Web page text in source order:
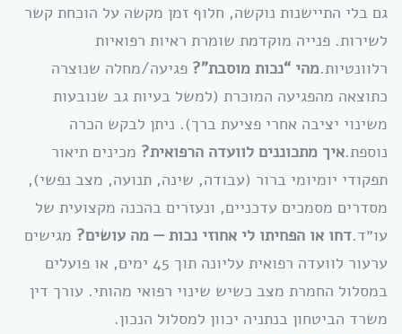
גם בלי התיישנות נוקשה, חלוף זמן מקשה על הוכחת קשר
לשירות. פנייה מוקדמת שומרת ראיות רפואיות
רלוונטיות.מהי “נכות מוסבת”? פגיעה/מחלה שנוצרה
כתוצאה מהפגיעה המוכרת (למשל בעיות גב שנובעות
משינוי יציבה אחרי פציעת ברך). ניתן לבקש הכרה
נוספת.איך מתכוננים לוועדה הרפואית? מכינים תיאור
תפקודי יומיומי ברור (עבודה, שינה, תנועה, מצב נפשי),
מסדרים מסמכים עדכניים, ונעזרים בהכנה מקצועית של
עו״ד.דחו או הפחיתו לי אחוזי נכות — מה עושים? מגישים
ערעור לוועדה רפואית עליונה תוך 45 ימים, או פועלים
במסלול החמרת מצב כשיש שינוי רפואי מהותי. עורך דין
משרד הביטחון בנתניה יכוון למסלול הנכון.